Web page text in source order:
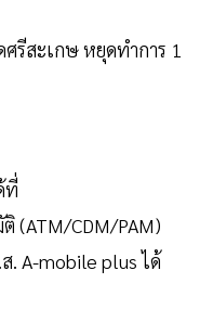
ศรีสะเกษ หยุดทำการ 1
ที่
(ATM/CDM/PAM)
A-mobile plus ได้